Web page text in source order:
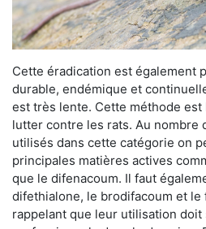
Cette éradication est également
durable, endémique et
est très lente. Cette méthode
lutter contre les rats. Au nombre
utilisés dans cette catégorie on
principales matières actives
que le difenacoum. Il faut
difethialone, le brodifacoum et le
rappelant que leur utilisation doit